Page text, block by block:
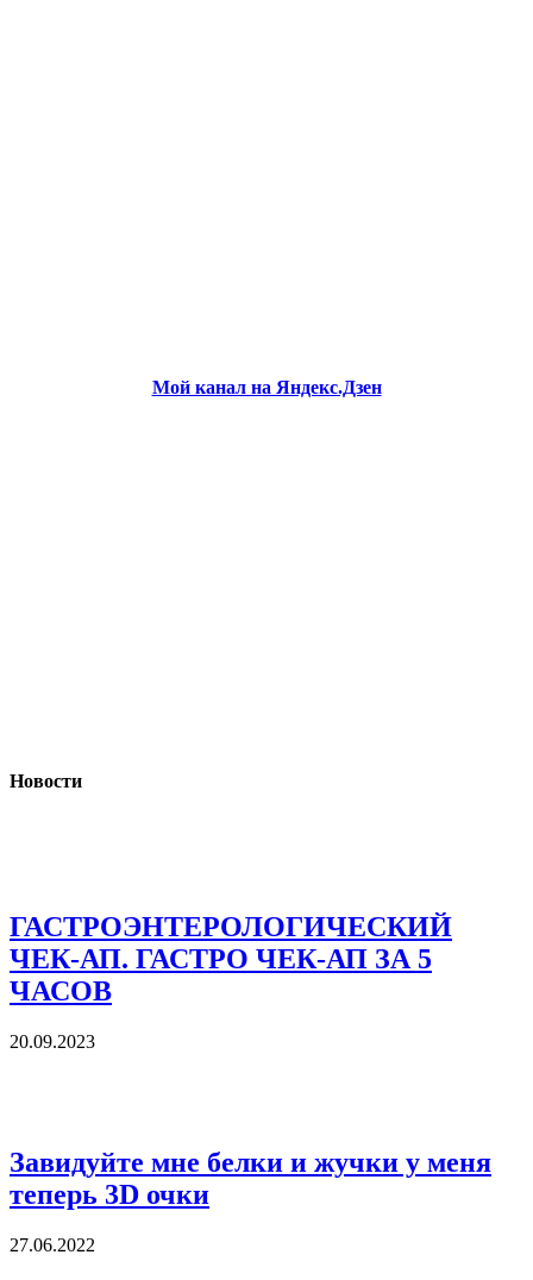
Мой канал на Яндекс.Дзен
Новости
ГАСТРОЭНТЕРОЛОГИЧЕСКИЙ
ЧЕК-АП. ГАСТРО ЧЕК-АП ЗА 5
ЧАСОВ
20.09.2023
Завидуйте мне белки и жучки у меня
теперь 3D очки
27.06.2022